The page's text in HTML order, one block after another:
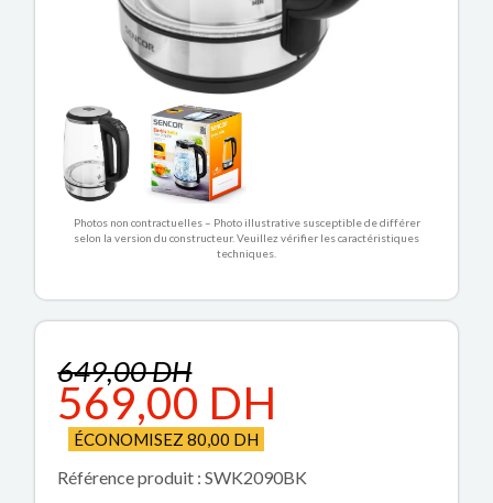
Photos non contractuelles – Photo illustrative susceptible de différer
selon la version du constructeur. Veuillez vérifier les caractéristiques
techniques.
649,00 DH
569,00 DH
ÉCONOMISEZ 80,00 DH
Référence produit : SWK2090BK